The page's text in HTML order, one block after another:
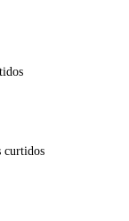
curtidos